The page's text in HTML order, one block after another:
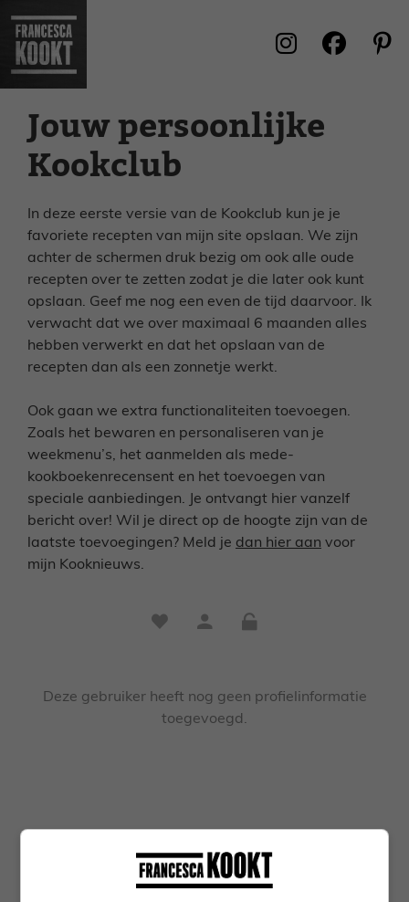
naar
inhoud
Jouw persoonlijke
Kookclub
In deze eerste versie van de Kookclub kun je je
favoriete recepten van mijn site opslaan. We zijn
achter de schermen druk bezig om ook alle oude
recepten over te zetten zodat je die later ook kunt
opslaan. Geef me nog een even de tijd daarvoor. Ik
verwacht dat we over maximaal 6 maanden alles
hebben verwerkt en dat het opslaan van de
recepten dan als een zonnetje werkt.
Ook gaan we extra functionaliteiten toevoegen.
Zoals het bewaren en personaliseren van je
weekmenu’s, het aanmelden als mede-
kookboekenrecensent en het toevoegen van
speciale aanbiedingen. Je ontvangt hier vanzelf
bericht over! Wil je direct op de hoogte zijn van de
laatste toevoegingen? Meld je dan hier aan voor
mijn Kooknieuws.
Deze gebruiker heeft nog geen profielinformatie
toegevoegd.